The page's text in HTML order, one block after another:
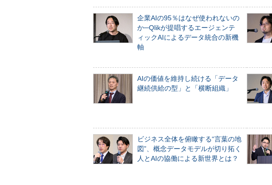
企業AIの95％はなぜ使われないの
か─Qlikが提唱するエージェンテ
ィックAIによるデータ統合の新機
軸
AIの価値を維持し続ける「データ
継続供給の型」と「横断組織」
ビジネス全体を俯瞰する“言葉の地
図”、概念データモデルが切り拓く
人とAIの協働による新世界とは？